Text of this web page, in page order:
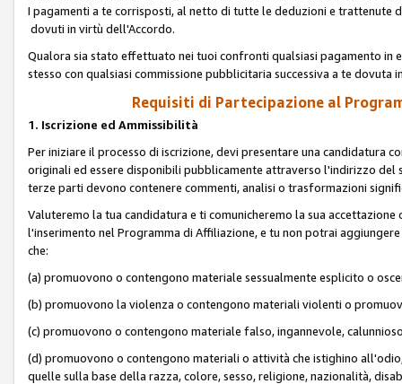
I pagamenti a te corrisposti, al netto di tutte le deduzioni e trattenute
dovuti in virtù dell'Accordo.
Qualora sia stato effettuato nei tuoi confronti qualsiasi pagamento in
stesso con qualsiasi commissione pubblicitaria successiva a te dovuta
Requisiti di Partecipazione al
1. Iscrizione ed Ammissibilità
Per iniziare il processo di iscrizione, devi presentare una candidatura
originali ed essere disponibili pubblicamente attraverso l'indirizzo
terze parti devono contenere commenti, analisi o trasformazioni
Valuteremo la tua candidatura e ti comunicheremo la sua
l'inserimento nel Programma di Affiliazione, e tu non potrai
che:
(a) promuovono o contengono materiale sessualmente esplicito o
(b) promuovono la violenza o contengono materiali violenti o
(c) promuovono o contengono materiale falso, ingannevole,
(d) promuovono o contengono materiali o attività che istighino
quelle sulla base della razza, colore, sesso, religione, nazionalità,